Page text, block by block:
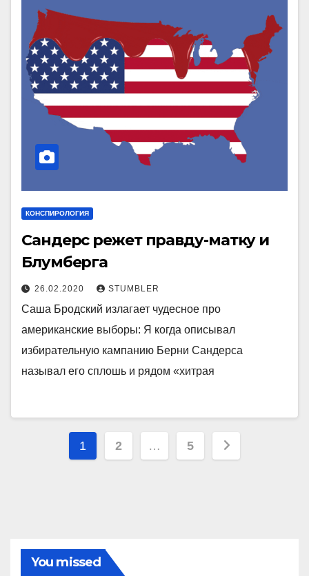
КОНСПИРОЛОГИЯ
Сандерс режет правду-матку и
Блумберга
26.02.2020 STUMBLER
Саша Бродский излагает чудесное про
американские выборы: Я когда описывал
избирательную кампанию Берни Сандерса
называл его сплошь и рядом «хитрая
Пагинация
1 2 … 5
You missed